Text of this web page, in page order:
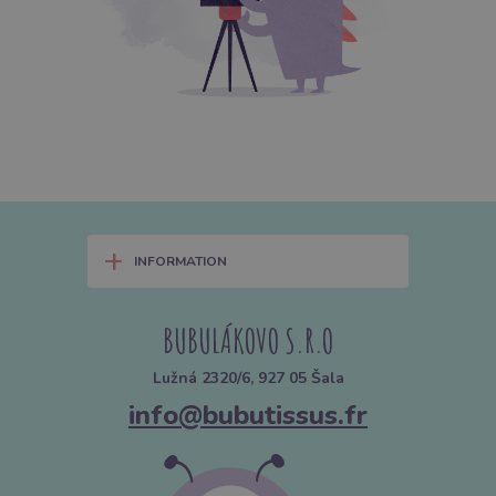
+ INFORMATION
BUBULÁKOVO S.R.O
Lužná 2320/6, 927 05 Šala
info@bubutissus.fr